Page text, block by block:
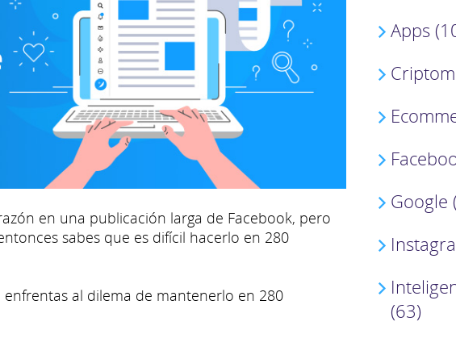
en una publicación larga de Facebook, pero
sabes que es difícil hacerlo en 280
al dilema de mantenerlo en 280
Apps
Google
(63)